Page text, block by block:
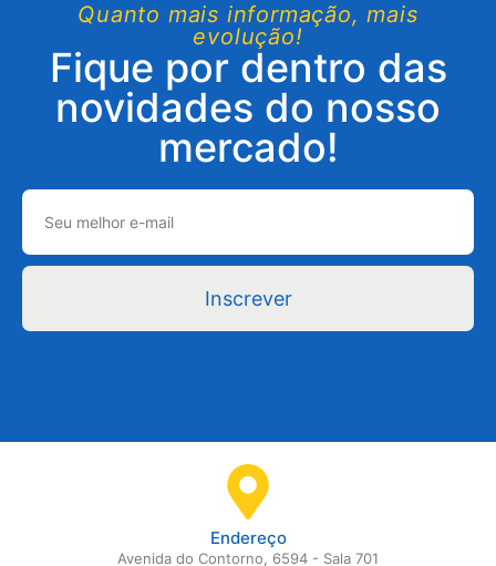
Quanto mais informação, mais
evolução!
Fique por dentro das
novidades do nosso
mercado!
Inscrever
Endereço
Avenida do Contorno, 6594 - Sala 701